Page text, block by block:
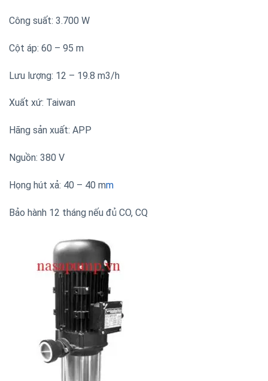
Công suất: 3.700 W
Cột áp: 60 – 95 m
Lưu lượng: 12 – 19.8 m3/h
Xuất xứ: Taiwan
Hãng sản xuất: APP
Nguồn: 380 V
Họng hút xả: 40 – 40 mm
Bảo hành 12 tháng nếu đủ CO, CQ